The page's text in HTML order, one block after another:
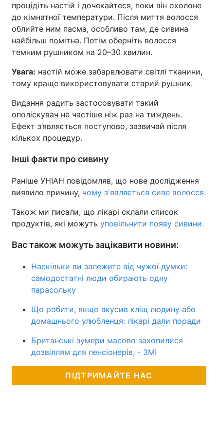
процідіть настій і дочекайтеся, поки він охолоне
до кімнатної температури. Після миття волосся
облийте ним пасма, особливо там, де сивина
найбільш помітна. Потім оберніть волосся
темним рушником на 20–30 хвилин.
Увага: настій може забарвлювати світлі тканини,
тому краще використовувати старий рушник.
Видання радить застосовувати такий
ополіскувач не частіше ніж раз на тиждень.
Ефект з’являється поступово, зазвичай після
кількох процедур.
Інші факти про сивину
Раніше УНІАН повідомляв, що нове дослідження
виявило причину, чому з'являється сиве волосся.
Також ми писали, що лікарі склали список
продуктів, які можуть уповільнити появу сивини.
Вас також можуть зацікавити новини:
Наскільки ви залежите від чужої думки:
самодостатні люди обирають одну
парасольку
Що робити, якщо вкусив кліщ людину або
домашнього улюбленця: лікарі дали поради
Британські зумери масово захопилися
дозвіллям для пенсіонерів, - ЗМІ
ПІДТРИМАЙТЕ НАС